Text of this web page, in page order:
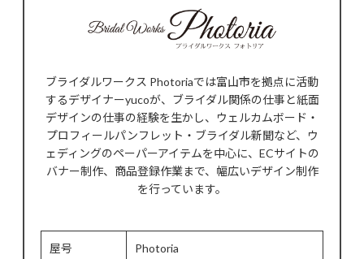
ブライダルワークス Photoriaでは富山市を拠点に活動
するデザイナーyucoが、ブライダル関係の仕事と紙面
デザインの仕事の経験を生かし、ウェルカムボード・
プロフィールパンフレット・ブライダル新聞など、ウ
ェディングのペーパーアイテムを中心に、ECサイトの
バナー制作、商品登録作業まで、幅広いデザイン制作
を行っています。
屋号 Photoria